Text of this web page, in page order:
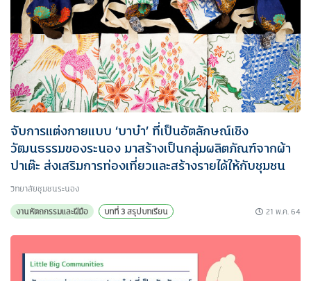
จับการแต่งกายแบบ ‘บาบ๋า’ ที่เป็นอัตลักษณ์เชิง
วัฒนธรรมของระนอง มาสร้างเป็นกลุ่มผลิตภัณฑ์จากผ้า
ปาเต๊ะ ส่งเสริมการท่องเที่ยวและสร้างรายได้ให้กับชุมชน
วิทยาลัยชุมชนระนอง
งานหัตถกรรมและฝีมือ
บทที่ 3 สรุปบทเรียน 21 พ.ค. 64